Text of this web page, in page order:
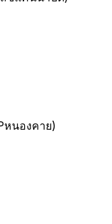
หนองคาย)